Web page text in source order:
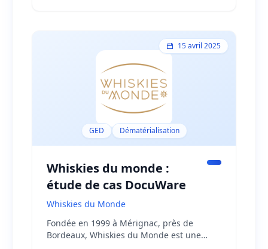
15 avril 2025
GED Dématérialisation
Whiskies du monde :
étude de cas DocuWare
Whiskies du Monde
Fondée en 1999 à Mérignac, près de
Bordeaux, Whiskies du Monde est une